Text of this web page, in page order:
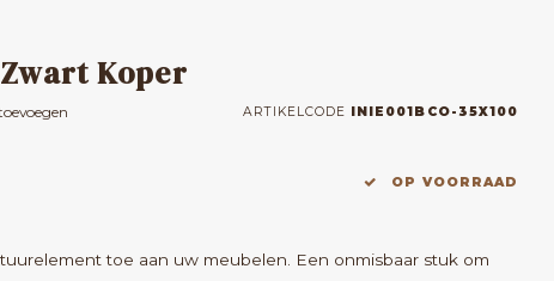
Zwart Koper
ARTIKELCODE INIE001BCO-35X100
OP VOORRAAD
toe aan uw meubelen. Een onmisbaar stuk om